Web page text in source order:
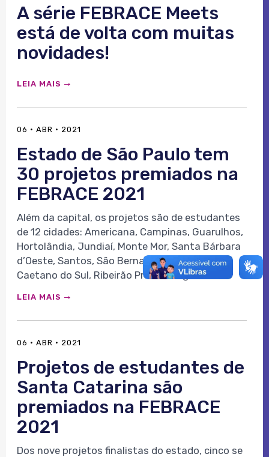
A série FEBRACE Meets
está de volta com muitas
novidades!
LEIA MAIS
06 · ABR · 2021
Estado de São Paulo tem
30 projetos premiados na
FEBRACE 2021
Além da capital, os projetos são de estudantes
de 12 cidades: Americana, Campinas, Guarulhos,
Hortolândia, Jundiaí, Monte Mor, Santa Bárbara
d’Oeste, Santos, São Bernardo do Campo, São
Caetano do Sul, Ribeirão Preto e Registro.
LEIA MAIS
06 · ABR · 2021
Projetos de estudantes de
Santa Catarina são
premiados na FEBRACE
2021
Dos nove projetos finalistas do estado, cinco se